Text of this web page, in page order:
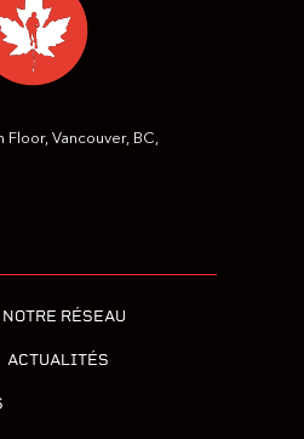
Floor, Vancouver, BC,
NOTRE RÉSEAU
ACTUALITÉS